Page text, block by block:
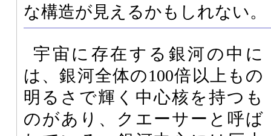
な構造が見えるかもしれない。
宇宙に存在する銀河の中に
は、銀河全体の100倍以上もの
明るさで輝く中心核を持つも
のがあり、クエーサーと呼ば